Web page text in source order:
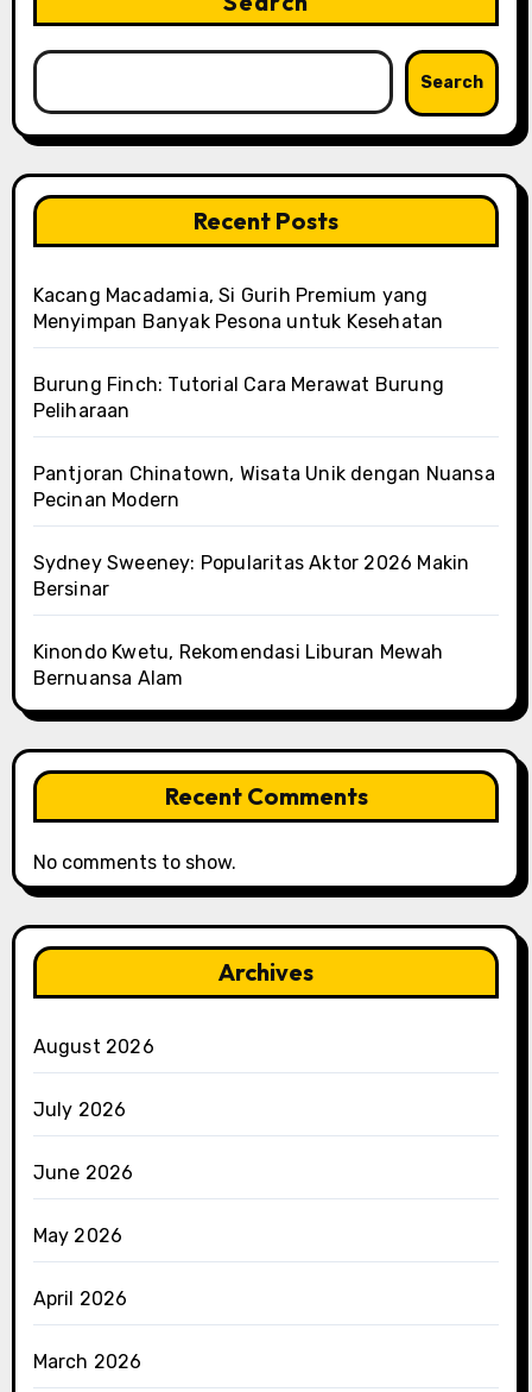
Search
Recent Posts
Kacang Macadamia, Si Gurih Premium yang
Menyimpan Banyak Pesona untuk Kesehatan
Burung Finch: Tutorial Cara Merawat Burung
Peliharaan
Pantjoran Chinatown, Wisata Unik dengan Nuansa
Pecinan Modern
Sydney Sweeney: Popularitas Aktor 2026 Makin
Bersinar
Kinondo Kwetu, Rekomendasi Liburan Mewah
Bernuansa Alam
Recent Comments
No comments to show.
Archives
August 2026
July 2026
June 2026
May 2026
April 2026
March 2026